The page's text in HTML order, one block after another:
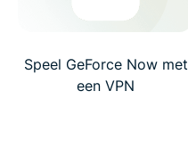
Speel GeForce Now met
een VPN